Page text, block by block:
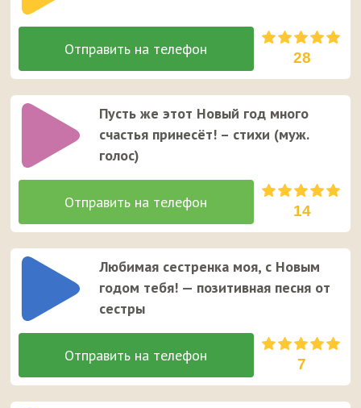
28
Пусть же этот Новый год много
счастья принесёт! – стихи (муж.
голос)
14
Любимая сестренка моя, с Новым
годом тебя! — позитивная песня от
сестры
7